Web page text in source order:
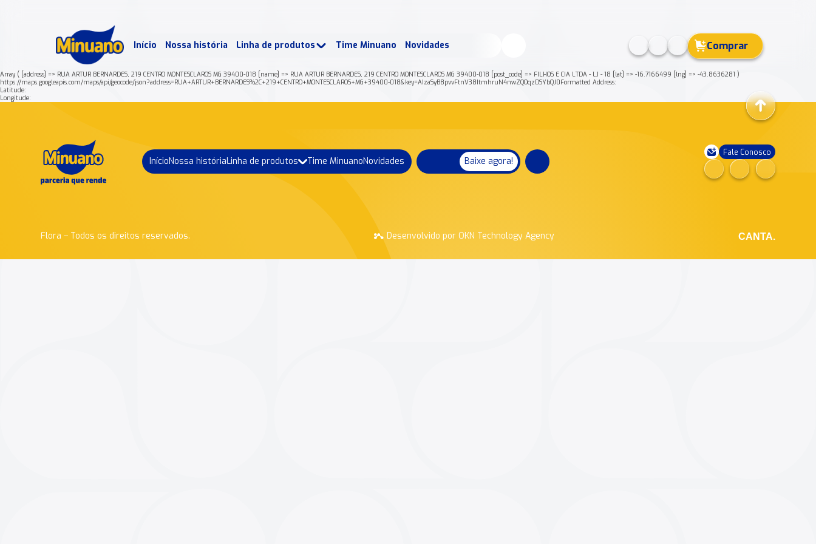
Início Nossa história Linha de produtos Time Minuano Novidades Comprar
Array ( [address] => RUA ARTUR BERNARDES, 219 CENTRO MONTESCLAROS MG 39400-018 [name] => RUA ARTUR BERNARDES, 219 CENTRO MONTESCLAROS MG 39400-018 [post_code] => FILHOS E CIA LTDA - LJ - 18 [lat] => -16.7166499 [lng] => -43.8636281 )
https://maps.googleapis.com/maps/api/geocode/json?address=RUA+ARTUR+BERNARDES%2C+219+CENTRO+MONTESCLAROS+MG+39400-018&key=AIzaSyB8pvvFtnV38ItmhruN4nwZQOqzDSYbQJ0Formatted Address:
Latitude:
Longitude:
InícioNossa históriaLinha de produtos Time MinuanoNovidades Baixe agora!
Fale Conosco
Flora – Todos os direitos reservados. Desenvolvido por OKN Technology Agency CANTA.